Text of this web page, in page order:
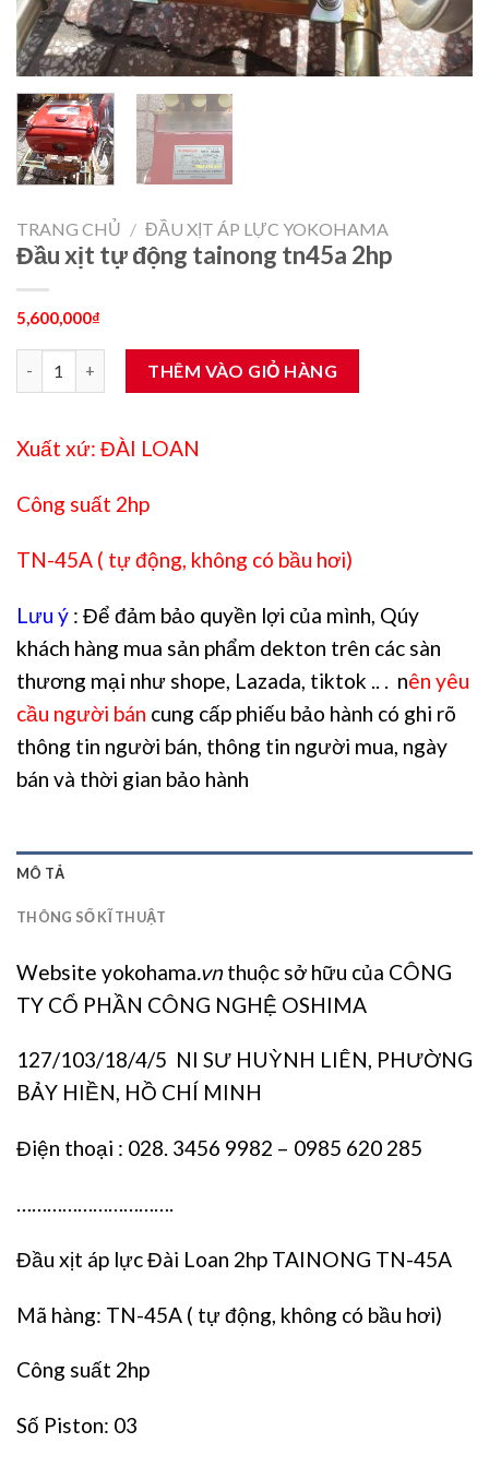
TRANG CHỦ / ĐẦU XỊT ÁP LỰC YOKOHAMA
Đầu xịt tự động tainong tn45a 2hp
5,600,000₫
Đầu xịt tự động tainong tn45a 2hp số lượng
THÊM VÀO GIỎ HÀNG
Xuất xứ: ĐÀI LOAN
Công suất 2hp
TN-45A ( tự động, không có bầu hơi)
Lưu ý : Để đảm bảo quyền lợi của mình, Qúy
khách hàng mua sản phẩm dekton trên các sàn
thương mại như shope, Lazada, tiktok .. . nên yêu
cầu người bán cung cấp phiếu bảo hành có ghi rõ
thông tin người bán, thông tin người mua, ngày
bán và thời gian bảo hành
MÔ TẢ
THÔNG SỐ KĨ THUẬT
Website yokohama.vnthuộc sở hữu của CÔNG
TY CỔ PHẦN CÔNG NGHỆ OSHIMA
127/103/18/4/5 NI SƯ HUỲNH LIÊN, PHƯỜNG
BẢY HIỀN, HỒ CHÍ MINH
Điện thoại : 028. 3456 9982 – 0985 620 285
………………………….
Đầu xịt áp lực Đài Loan 2hp TAINONG TN-45A
Mã hàng: TN-45A ( tự động, không có bầu hơi)
Công suất 2hp
Số Piston: 03